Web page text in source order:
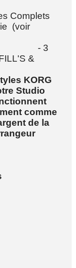
(voir
&
KORG
Studio
de la